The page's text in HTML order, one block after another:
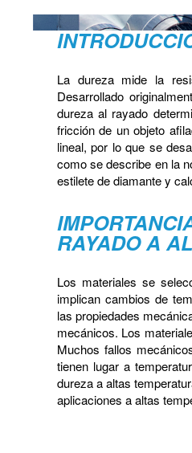
La dureza mide la
Desarrollado
dureza al rayado
fricción de un objeto
lineal, por lo que se
como se describe en la
estilete de diamante y
RAYADO A
Los materiales se
implican cambios de
las propiedades
mecánicos. Los
Muchos fallos
tienen lugar a
dureza a altas
aplicaciones a altas